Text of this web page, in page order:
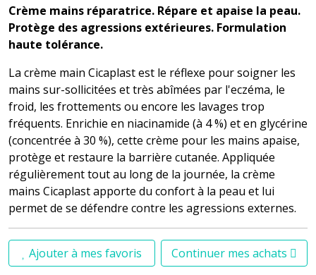
Crème mains réparatrice. Répare et apaise la peau.
Protège des agressions extérieures. Formulation
haute tolérance.
La crème main Cicaplast est le réflexe pour soigner les
mains sur-sollicitées et très abîmées par l'eczéma, le
froid, les frottements ou encore les lavages trop
fréquents. Enrichie en niacinamide (à 4 %) et en glycérine
(concentrée à 30 %), cette crème pour les mains apaise,
protège et restaure la barrière cutanée. Appliquée
régulièrement tout au long de la journée, la crème
mains Cicaplast apporte du confort à la peau et lui
permet de se défendre contre les agressions externes.
Ajouter à mes favoris Continuer mes achats